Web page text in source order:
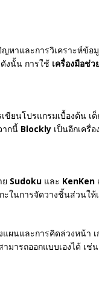
าและการวิเคราะห์ข้
งนั้น การใช้ เครื่องมือช่ว
ขียนโปรแกรมเบื้องต้น
ากนี้ Blockly เป็นอีกเครื่
ย Sudoku และ KenKen
ะในการจัดวางชิ้นส่วนใ
ผนและการคิดล่วงหน้า
ามารถออกแบบเองได้ เ